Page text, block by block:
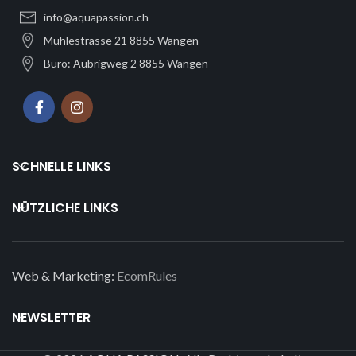
info@aquapassion.ch
Mühlestrasse 21 8855 Wangen
Büro: Aubrigweg 2 8855 Wangen
SCHNELLE LINKS
NÜTZLICHE LINKS
Web & Marketing: EcomRules
NEWSLETTER